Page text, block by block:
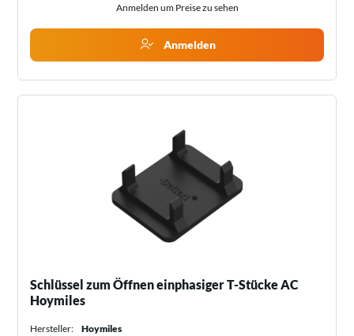
Anmelden um Preise zu sehen
Anmelden
Schlüssel zum Öffnen einphasiger T-Stücke AC
Hoymiles
Hersteller:
Hoymiles